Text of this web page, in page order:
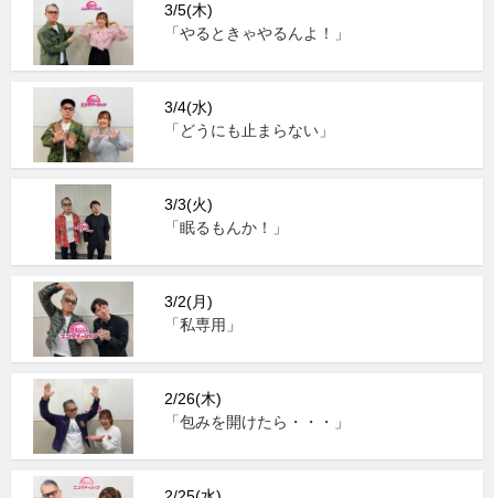
3/5(木)
「やるときゃやるんよ！」
3/4(水)
「どうにも止まらない」
3/3(火)
「眠るもんか！」
3/2(月)
「私専用」
2/26(木)
「包みを開けたら・・・」